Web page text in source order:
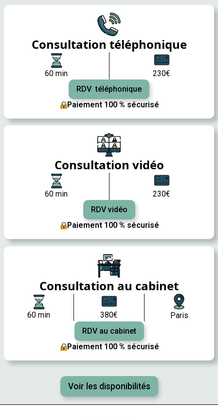
Consultation téléphonique
60 min
230€
RDV téléphonique
Paiement 100 % sécurisé
Consultation vidéo
60 min
230€
RDV vidéo
Paiement 100 % sécurisé
Consultation au cabinet
60 min 380€
Paris
RDV au cabinet
Paiement 100 % sécurisé
Voir les disponibilités